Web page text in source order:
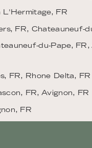
L'Hermitage, FR
FR, Chateauneuf-
du-Pape, FR,
FR, Rhone Delta, FR
FR, Avignon, FR
FR